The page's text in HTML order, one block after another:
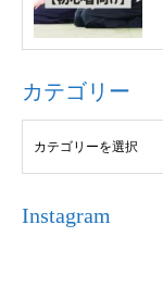
カテゴリー
Instagram